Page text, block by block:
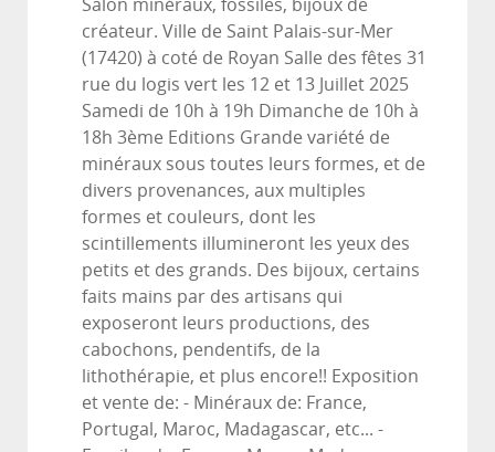
Salon minéraux, fossiles, bijoux de
créateur. Ville de Saint Palais-sur-Mer
(17420) à coté de Royan Salle des fêtes 31
rue du logis vert les 12 et 13 Juillet 2025
Samedi de 10h à 19h Dimanche de 10h à
18h 3ème Editions Grande variété de
minéraux sous toutes leurs formes, et de
divers provenances, aux multiples
formes et couleurs, dont les
scintillements illumineront les yeux des
petits et des grands. Des bijoux, certains
faits mains par des artisans qui
exposeront leurs productions, des
cabochons, pendentifs, de la
lithothérapie, et plus encore!! Exposition
et vente de: - Minéraux de: France,
Portugal, Maroc, Madagascar, etc... -